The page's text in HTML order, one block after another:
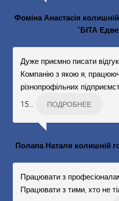
Фоміна Анастасія
"БІТА
Дуже приємно писати
Компанію з якою я,
різнопрофільних
15
ПОДРОБНЕЕ
Полапа Наталя колишній
Працювати з
Працювати з тими, хто не